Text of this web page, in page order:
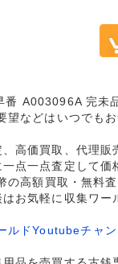
A003096A 完未
などはいつでもお
高価買取、代理販
点一点査定して価
高額買取・無料査
お気軽に収集ワー
ルドYoutubeチャ